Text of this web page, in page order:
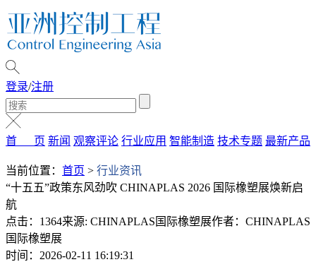
登录/注册
首 页 新闻 观察评论 行业应用 智能制造 技术专题 最新产品
当前位置： 首页 > 行业资讯
“十五五”政策东风劲吹 CHINAPLAS 2026 国际橡塑展焕新启
航
点击：1364来源: CHINAPLAS国际橡塑展作者：CHINAPLAS
国际橡塑展
时间：2026-02-11 16:19:31